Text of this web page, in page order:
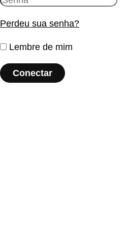
Perdeu sua senha?
Lembre de mim